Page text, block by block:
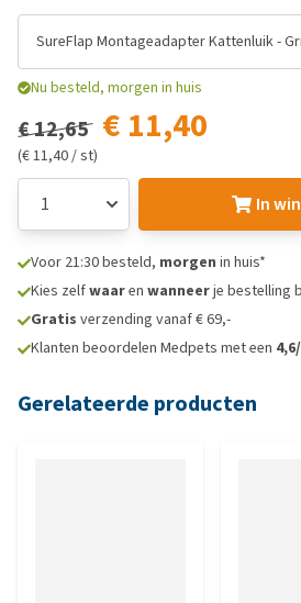
SureFlap Montageadapter Kattenluik -
Nu besteld, morgen in huis
€ 12,65 € 11,40
(€ 11,40 / st)
In
Voor 21:30 besteld, morgen in huis*
Kies zelfwaaren wanneerje bestelling
Gratis verzending vanaf € 69,-
Klanten beoordelen Medpets met een
Gerelateerde producten